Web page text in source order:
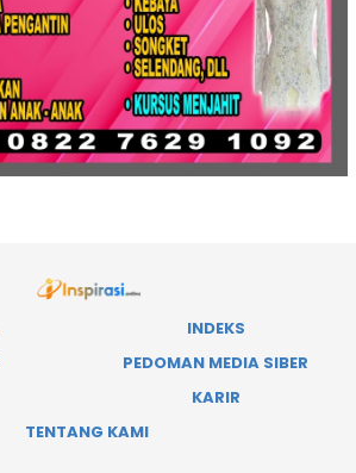
INDEKS
PEDOMAN MEDIA SIBER
KARIR
TENTANG KAMI